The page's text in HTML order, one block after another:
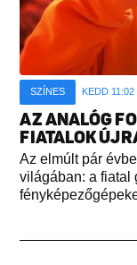
SZÍNES KEDD 11:02
AZ ANALÓG
FIATALOK
Az elmúlt pár
világában: a fiatal